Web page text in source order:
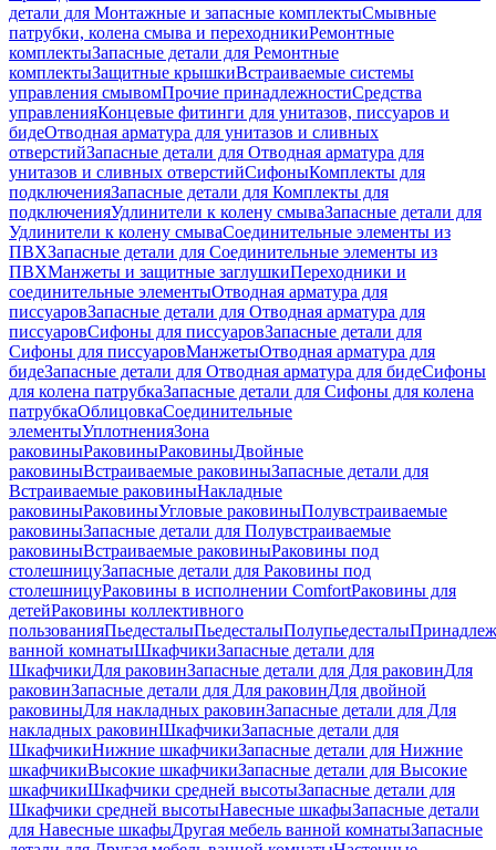
детали для Монтажные и запасные комплектыСмывные
патрубки, колена смыва и переходникиРемонтные
комплектыЗапасные детали для Ремонтные
комплектыЗащитные крышкиВстраиваемые системы
управления смывомПрочие принадлежностиСредства
управленияКонцевые фитинги для унитазов, писсуаров и
бидеОтводная арматура для унитазов и сливных
отверстийЗапасные детали для Отводная арматура для
унитазов и сливных отверстийСифоныКомплекты для
подключенияЗапасные детали для Комплекты для
подключенияУдлинители к колену смываЗапасные детали для
Удлинители к колену смываСоединительные элементы из
ПВХЗапасные детали для Соединительные элементы из
ПВХМанжеты и защитные заглушкиПереходники и
соединительные элементыОтводная арматура для
писсуаровЗапасные детали для Отводная арматура для
писсуаровCифоны для писсуаровЗапасные детали для
Cифоны для писсуаровМанжетыОтводная арматура для
бидеЗапасные детали для Отводная арматура для бидеСифоны
для колена патрубкаЗапасные детали для Сифоны для колена
патрубкаОблицовкаСоединительные
элементыУплотненияЗона
раковиныРаковиныРаковиныДвойные
раковиныВстраиваемые раковиныЗапасные детали для
Встраиваемые раковиныНакладные
раковиныРаковиныУгловые раковиныПолувстраиваемые
раковиныЗапасные детали для Полувстраиваемые
раковиныВстраиваемые раковиныРаковины под
столешницуЗапасные детали для Раковины под
столешницуРаковины в исполнении ComfortPаковины для
детейРаковины коллективного
пользованияПьедесталыПьедесталыПолупьедесталы
ванной комнатыШкафчикиЗапасные детали для
ШкафчикиДля раковинЗапасные детали для Для раковинДля
раковинЗапасные детали для Для раковинДля двойной
раковиныДля накладных pаковинЗапасные детали для Для
накладных pаковинШкафчикиЗапасные детали для
ШкафчикиНижние шкафчикиЗапасные детали для Нижние
шкафчикиВысокие шкафчикиЗапасные детали для Высокие
шкафчикиШкафчики средней высотыЗапасные детали для
Шкафчики средней высотыНавесные шкафыЗапасные детали
для Навесные шкафыДругая мебель ванной комнатыЗапасные